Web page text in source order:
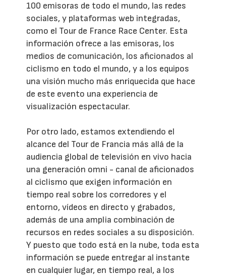
100 emisoras de todo el mundo, las redes
sociales, y plataformas web integradas,
como el Tour de France Race Center. Esta
información ofrece a las emisoras, los
medios de comunicación, los aficionados al
ciclismo en todo el mundo, y a los equipos
una visión mucho más enriquecida que hace
de este evento una experiencia de
visualización espectacular.
Por otro lado, estamos extendiendo el
alcance del Tour de Francia más allá de la
audiencia global de televisión en vivo hacia
una generación omni - canal de aficionados
al ciclismo que exigen información en
tiempo real sobre los corredores y el
entorno, vídeos en directo y grabados,
además de una amplia combinación de
recursos en redes sociales a su disposición.
Y puesto que todo está en la nube, toda esta
información se puede entregar al instante
en cualquier lugar, en tiempo real, a los